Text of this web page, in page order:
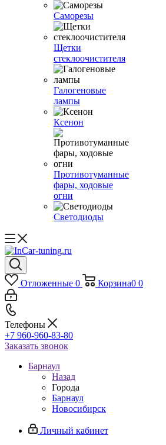
Саморезы
Щетки
стеклоочистителя
Галогеновые
лампы
Ксенон
Противотуманные
фары, ходовые
огни
Светодиоды
Отложенные 0 Корзина0 0
Телефоны
+7 960-960-83-80
Заказать звонок
Барнаул
Назад
Города
Барнаул
Новосибирск
Личный кабинет